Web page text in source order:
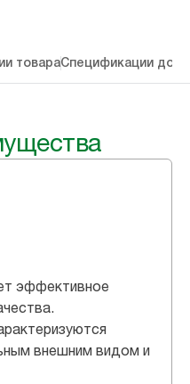
товараСпецификации
эффективное
внешним видом и